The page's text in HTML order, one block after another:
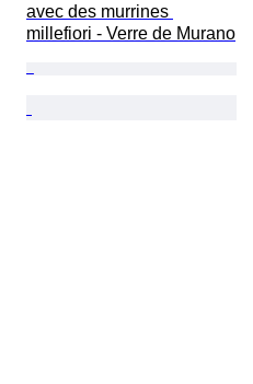
avec des murrines
millefiori - Verre de Murano